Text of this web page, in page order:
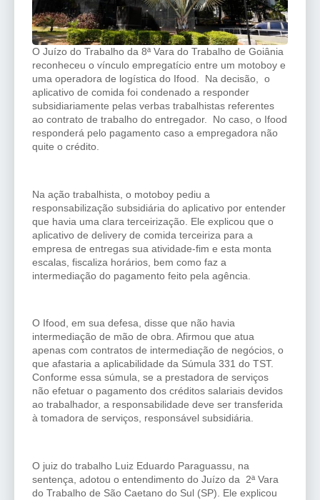
O Juízo do Trabalho da 8ª Vara do Trabalho de Goiânia
reconheceu o vínculo empregatício entre um motoboy e
uma operadora de logística do Ifood. Na decisão, o
aplicativo de comida foi condenado a responder
subsidiariamente pelas verbas trabalhistas referentes
ao contrato de trabalho do entregador. No caso, o Ifood
responderá pelo pagamento caso a empregadora não
quite o crédito.
Na ação trabalhista, o motoboy pediu a
responsabilização subsidiária do aplicativo por entender
que havia uma clara terceirização. Ele explicou que o
aplicativo de delivery de comida terceiriza para a
empresa de entregas sua atividade-fim e esta monta
escalas, fiscaliza horários, bem como faz a
intermediação do pagamento feito pela agência.
O Ifood, em sua defesa, disse que não havia
intermediação de mão de obra. Afirmou que atua
apenas com contratos de intermediação de negócios, o
que afastaria a aplicabilidade da Súmula 331 do TST.
Conforme essa súmula, se a prestadora de serviços
não efetuar o pagamento dos créditos salariais devidos
ao trabalhador, a responsabilidade deve ser transferida
à tomadora de serviços, responsável subsidiária.
O juiz do trabalho Luiz Eduardo Paraguassu, na
sentença, adotou o entendimento do Juízo da 2ª Vara
do Trabalho de São Caetano do Sul (SP). Ele explicou